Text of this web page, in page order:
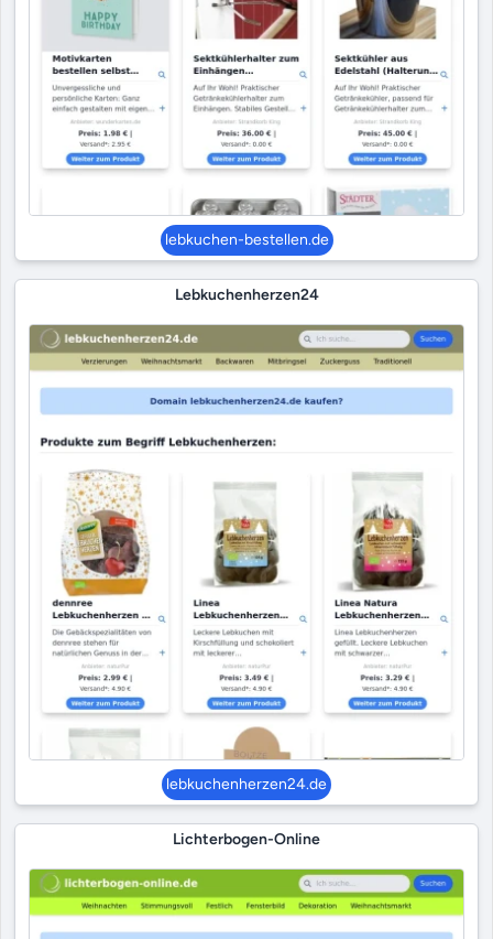
lebkuchen-bestellen.de
Lebkuchenherzen24
lebkuchenherzen24.de
Lichterbogen-Online